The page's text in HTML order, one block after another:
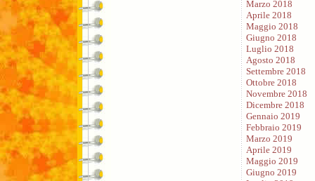
Marzo 2018
Aprile 2018
Maggio 2018
Giugno 2018
Luglio 2018
Agosto 2018
Settembre 2018
Ottobre 2018
Novembre 2018
Dicembre 2018
Gennaio 2019
Febbraio 2019
Marzo 2019
Aprile 2019
Maggio 2019
Giugno 2019